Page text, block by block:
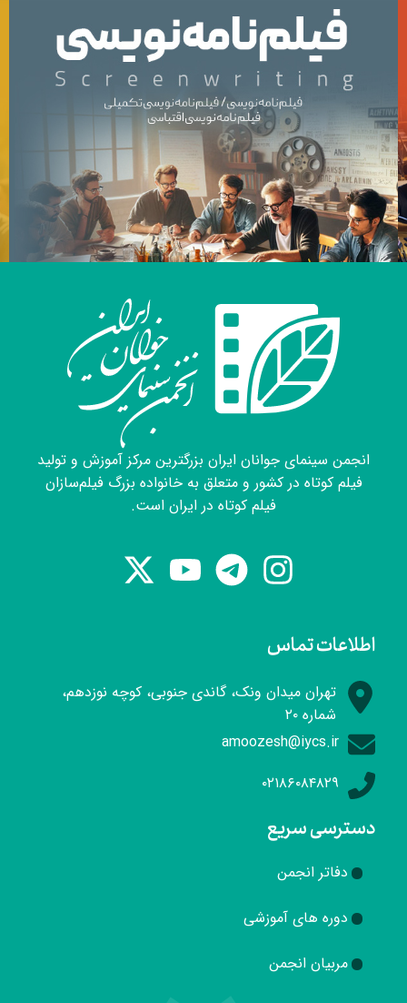
اطلاعات تماس
تهران میدان ونک، گاندی جنوبی، کوچه نوزدهم،
شماره ۲۰
amoozesh@iycs.ir
۰۲۱۸۶۰۸۴۸۲۹
انجمن سینمای جوانان ایران بزرگترین مرکز آموزش و تولید
فیلم کوتاه در کشور و متعلق به خانواده بزرگ فیلم‌سازان
فیلم کوتاه در ایران است.
دسترسی سریع
دفاتر انجمن
دوره های آموزشی
مربیان انجمن